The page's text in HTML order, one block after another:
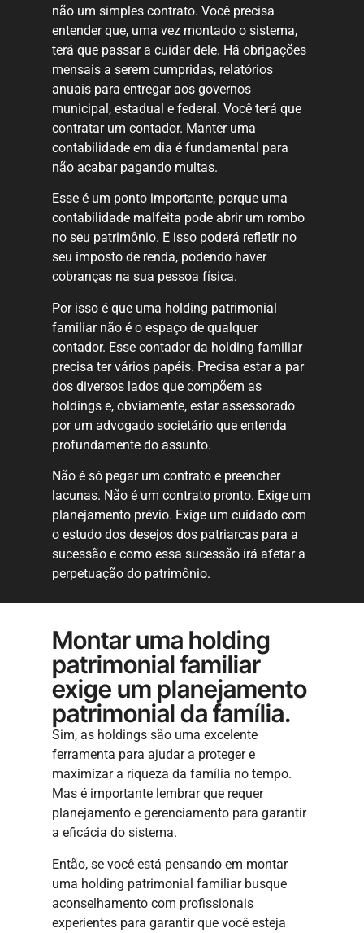
não um simples contrato. Você precisa
entender que, uma vez montado o sistema,
terá que passar a cuidar dele. Há obrigações
mensais a serem cumpridas, relatórios
anuais para entregar aos governos
municipal, estadual e federal. Você terá que
contratar um contador. Manter uma
contabilidade em dia é fundamental para
não acabar pagando multas.
Esse é um ponto importante, porque uma
contabilidade malfeita pode abrir um rombo
no seu patrimônio. E isso poderá refletir no
seu imposto de renda, podendo haver
cobranças na sua pessoa física.
Por isso é que uma holding patrimonial
familiar não é o espaço de qualquer
contador. Esse contador da holding familiar
precisa ter vários papéis. Precisa estar a par
dos diversos lados que compõem as
holdings e, obviamente, estar assessorado
por um advogado societário que entenda
profundamente do assunto.
Não é só pegar um contrato e preencher
lacunas. Não é um contrato pronto. Exige um
planejamento prévio. Exige um cuidado com
o estudo dos desejos dos patriarcas para a
sucessão e como essa sucessão irá afetar a
perpetuação do patrimônio.
Montar uma holding
patrimonial familiar
exige um planejamento
patrimonial da família.
Sim, as holdings são uma excelente
ferramenta para ajudar a proteger e
maximizar a riqueza da família no tempo.
Mas é importante lembrar que requer
planejamento e gerenciamento para garantir
a eficácia do sistema.
Então, se você está pensando em montar
uma holding patrimonial familiar busque
aconselhamento com profissionais
experientes para garantir que você esteja